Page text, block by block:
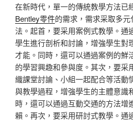
在新時代，單一的傳統教學方法已
Bentley零件的需求，需求采取多元
法。起首，要采用案例式教學。通
學生進行剖析和討論，增強學生對
才能。同時，還可以通過案例的鮮
的學習興趣和參與度。其次，要采
織課堂討論、小組一起配合等活動
與教學過程，增強學生的主體意識
時，還可以通過互動交通的方法增
賴。再次，要采用研討式教學。通